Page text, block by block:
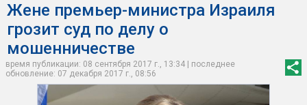
Жене премьер-министра Израиля
грозит суд по делу о
мошенничестве
время публикации: 08 сентября 2017 г., 13:34 | последнее
обновление: 07 декабря 2017 г., 08:56